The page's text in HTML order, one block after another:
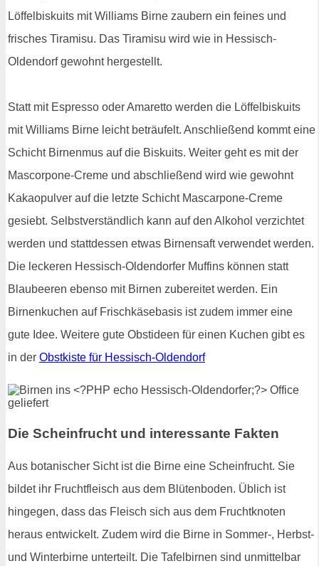
Löffelbiskuits mit Williams Birne zaubern ein feines und
frisches Tiramisu. Das Tiramisu wird wie in Hessisch-
Oldendorf gewohnt hergestellt.
Statt mit Espresso oder Amaretto werden die Löffelbiskuits
mit Williams Birne leicht beträufelt. Anschließend kommt eine
Schicht Birnenmus auf die Biskuits. Weiter geht es mit der
Mascorpone-Creme und abschließend wird wie gewohnt
Kakaopulver auf die letzte Schicht Mascarpone-Creme
gesiebt. Selbstverständlich kann auf den Alkohol verzichtet
werden und stattdessen etwas Birnensaft verwendet werden.
Die leckeren Hessisch-Oldendorfer Muffins können statt
Blaubeeren ebenso mit Birnen zubereitet werden. Ein
Birnenkuchen auf Frischkäsebasis ist zudem immer eine
gute Idee. Weitere gute Obstideen für einen Kuchen gibt es
in der Obstkiste für Hessisch-Oldendorf
Die Scheinfrucht und interessante Fakten
Aus botanischer Sicht ist die Birne eine Scheinfrucht. Sie
bildet ihr Fruchtfleisch aus dem Blütenboden. Üblich ist
hingegen, dass das Fleisch sich aus dem Fruchtknoten
heraus entwickelt. Zudem wird die Birne in Sommer-, Herbst-
und Winterbirne unterteilt. Die Tafelbirnen sind unmittelbar